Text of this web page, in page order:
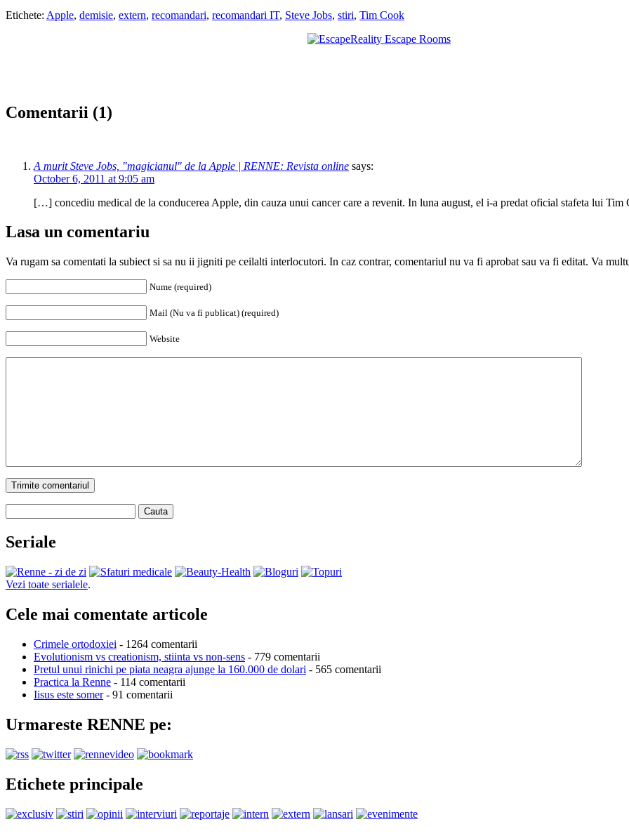
Etichete: Apple, demisie, extern, recomandari, recomandari IT, Steve Jobs, stiri, Tim Cook
Comentarii (1)
A murit Steve Jobs, "magicianul" de la Apple | RENNE: Revista online says:
October 6, 2011 at 9:05 am
[…] concediu medical de la conducerea Apple, din cauza unui cancer care a revenit. In luna august, el i-a predat oficial stafeta lui
Lasa un comentariu
Va rugam sa comentati la subiect si sa nu ii jigniti pe ceilalti interlocutori. In caz contrar, comentariul nu va fi aprobat sau va fi editat. Va
Nume (required)
Mail (Nu va fi publicat) (required)
Website
Trimite comentariul
Cauta
Seriale
Vezi toate serialele.
Cele mai comentate articole
Crimele ortodoxiei - 1264 comentarii
Evolutionism vs creationism, stiinta vs non-sens - 779 comentarii
Pretul unui rinichi pe piata neagra ajunge la 160.000 de dolari - 565 comentarii
Practica la Renne - 114 comentarii
Iisus este somer- 91 comentarii
Urmareste RENNE pe:
Etichete principale